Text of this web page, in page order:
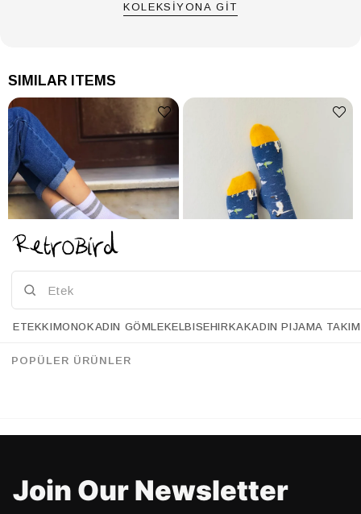
KOLEKSİYONA GİT
SIMILAR ITEMS
25.90 USD
34.90 USD
Join Our Newsletter
ETEKKIMONOKADIN GÖMLEKELBISEHIRKAKADIN PIJAMA TAKIM
POPÜLER ÜRÜNLER